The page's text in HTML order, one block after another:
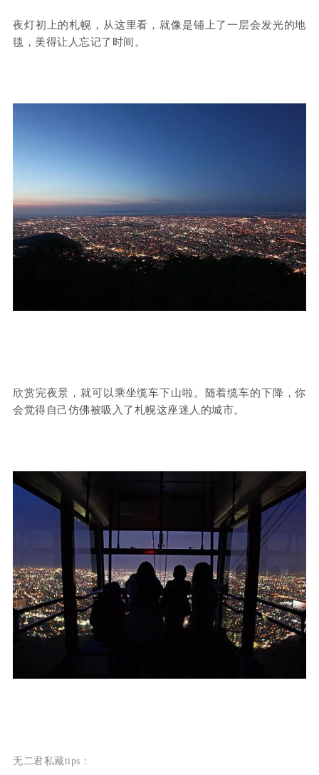
夜灯初上的札幌，从这里看，就像是铺上了一层会发光的地
毯，美得让人忘记了时间。
欣赏完夜景，就可以乘坐缆车下山啦。随着缆车的下降，你
会觉得自己仿佛被吸入了札幌这座迷人的城市。
无二君私藏tips：